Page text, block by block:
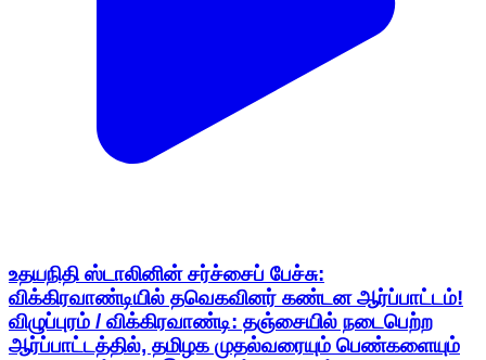
உதயநிதி ஸ்டாலினின் சர்ச்சைப் பேச்சு:
விக்கிரவாண்டியில் தவெகவினர் கண்டன ஆர்ப்பாட்டம்!
விழுப்புரம் / விக்கிரவாண்டி: தஞ்சையில் நடைபெற்ற
ஆர்ப்பாட்டத்தில், தமிழக முதல்வரையும் பெண்களையும்